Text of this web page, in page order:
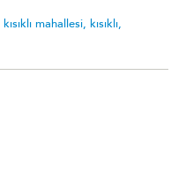
kısıklı mahallesi, kısıklı,